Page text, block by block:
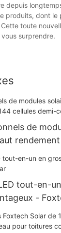
depuis
produits, dont le
toute
surprendre.
de
tout-en-
-